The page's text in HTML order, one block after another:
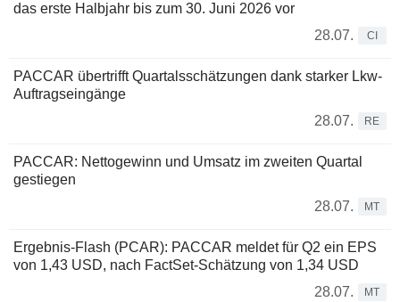
das erste Halbjahr bis zum 30. Juni 2026 vor
28.07.
CI
PACCAR übertrifft Quartalsschätzungen dank starker Lkw-
Auftragseingänge
28.07.
RE
PACCAR: Nettogewinn und Umsatz im zweiten Quartal
gestiegen
28.07.
MT
Ergebnis-Flash (PCAR): PACCAR meldet für Q2 ein EPS
von 1,43 USD, nach FactSet-Schätzung von 1,34 USD
28.07.
MT